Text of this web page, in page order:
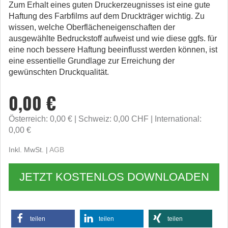
Zum Erhalt eines guten Druckerzeugnisses ist eine gute
Haftung des Farbfilms auf dem Druckträger wichtig. Zu
wissen, welche Oberflächeneigenschaften der
ausgewählte Bedruckstoff aufweist und wie diese ggfs. für
eine noch bessere Haftung beeinflusst werden können, ist
eine essentielle Grundlage zur Erreichung der
gewünschten Druckqualität.
0,00 €
Österreich: 0,00 € Schweiz: 0,00 CHF
International:
0,00 €
Inkl. MwSt. | AGB
JETZT KOSTENLOS DOWNLOADEN
teilen teilen teilen